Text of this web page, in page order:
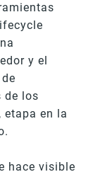
y el
de los
en la
hace visible